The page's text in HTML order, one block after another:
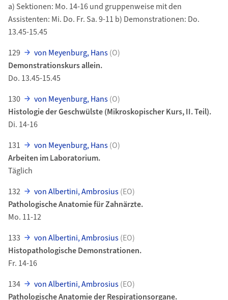
a) Sektionen: Mo. 14-16 und gruppenweise mit den
Assistenten: Mi. Do. Fr. Sa. 9-11 b) Demonstrationen: Do.
13.45-15.45
129
von Meyenburg, Hans(O)
Demonstrationskurs allein.
Do. 13.45-15.45
130
von Meyenburg, Hans(O)
Histologie der Geschwülste (Mikroskopischer Kurs, II. Teil).
Di. 14-16
131
von Meyenburg, Hans(O)
Arbeiten im Laboratorium.
Täglich
132
von Albertini, Ambrosius(EO)
Pathologische Anatomie für Zahnärzte.
Mo. 11-12
133
von Albertini, Ambrosius(EO)
Histopathologische Demonstrationen.
Fr. 14-16
134
von Albertini, Ambrosius(EO)
Pathologische Anatomie der Respirationsorgane.